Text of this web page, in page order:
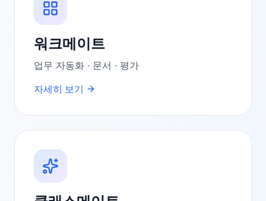
워크메이트
업무 자동화 · 문서 · 평가
자세히 보기